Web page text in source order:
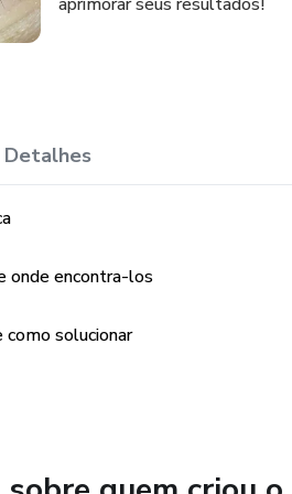
Detalhes
onde encontra-los
como solucionar